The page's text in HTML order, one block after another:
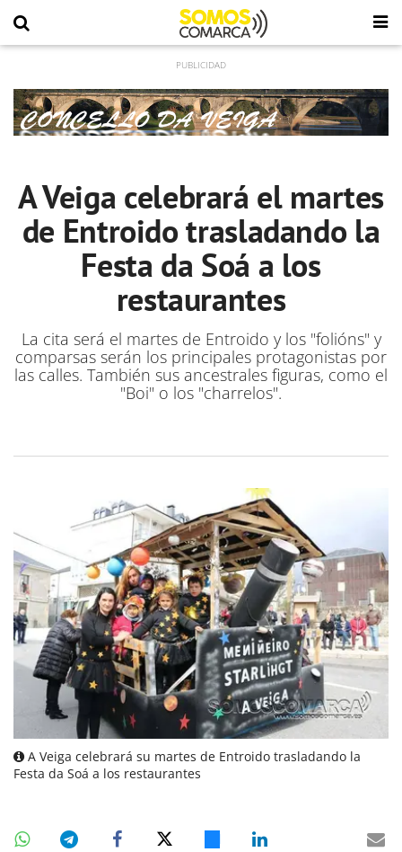
A Veiga celebrará el martes
de Entroido trasladando la
Festa da Soá a los
restaurantes
La cita será el martes de Entroido y los "folións" y
comparsas serán los principales protagonistas por
las calles. También sus ancestrales figuras, como el
"Boi" o los "charrelos".
A Veiga celebrará su martes de Entroido trasladando la
Festa da Soá a los restaurantes